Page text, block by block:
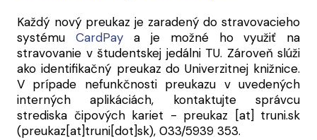
Každý nový preukaz je zaradený do stravovacieho
systému CardPay a je možné ho využiť na
stravovanie v študentskej jedálni TU. Zároveň slúži
ako identifikačný preukaz do Univerzitnej knižnice.
V prípade nefunkčnosti preukazu v uvedených
interných aplikáciách, kontaktujte správcu
strediska čipových kariet - preukaz [at] truni.sk
(preukaz[at]truni[dot]sk), 033/5939 353.